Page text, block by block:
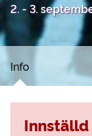
2. - 3.
Info
Innställd